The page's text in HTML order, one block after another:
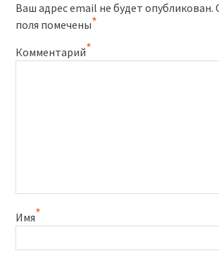
Ваш адрес email не будет опубликован.
поля помечены*
Комментарий*
Имя*